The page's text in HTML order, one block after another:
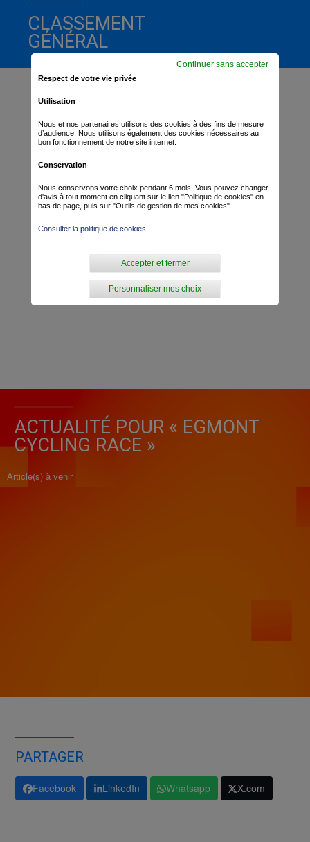
CLASSEMENT
GÉNÉRAL
ACTUALITÉ POUR « EGMONT
CYCLING RACE »
Article(s) à venir
PARTAGER
Facebook LinkedIn Whatsapp X.com
Respect de votre vie privée
Utilisation
Nous et nos partenaires utilisons des cookies à des fins de mesure
d’audience. Nous utilisons également des cookies nécessaires au
bon fonctionnement de notre site internet.
Conservation
Nous conservons votre choix pendant 6 mois. Vous pouvez changer
d'avis à tout moment en cliquant sur le lien "Politique de cookies" en
bas de page, puis sur "Outils de gestion de mes cookies".
Consulter la politique de cookies
Personnaliser mes choix
Accepter et fermer
Continuer sans accepter